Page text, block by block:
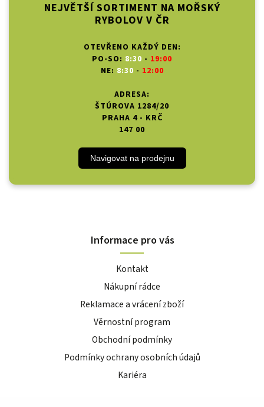
NEJVĚTŠÍ SORTIMENT NA MOŘSKÝ
RYBOLOV V ČR
OTEVŘENO KAŽDÝ DEN:
PO-SO: 8:30 - 19:00
NE: 8:30 - 12:00
ADRESA:
ŠTÚROVA 1284/20
PRAHA 4 - KRČ
147 00
Navigovat na prodejnu
Informace pro vás
Kontakt
Nákupní rádce
Reklamace a vrácení zboží
Věrnostní program
Obchodní podmínky
Podmínky ochrany osobních údajů
Kariéra